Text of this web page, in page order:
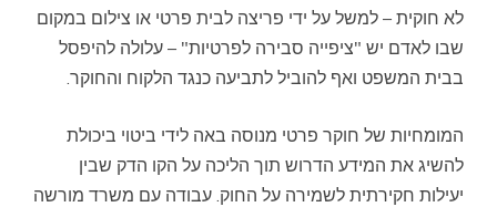
לא חוקית – למשל על ידי פריצה לבית פרטי או צילום במקום
שבו לאדם יש "ציפייה סבירה לפרטיות" – עלולה להיפסל
בבית המשפט ואף להוביל לתביעה כנגד הלקוח והחוקר.
המומחיות של חוקר פרטי מנוסה באה לידי ביטוי ביכולת
להשיג את המידע הדרוש תוך הליכה על הקו הדק שבין
יעילות חקירתית לשמירה על החוק. עבודה עם משרד מורשה